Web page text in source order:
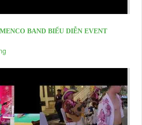
BAND BIỂU DIỄN EVENT
& YEAR END...